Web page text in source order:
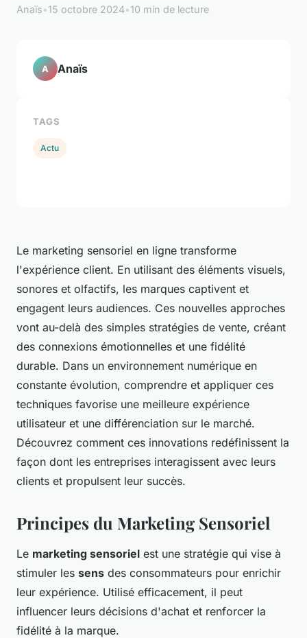
Anaïs•15 octobre 2024•10 min de lecture
Le marketing sensoriel en ligne transforme
l'expérience client. En utilisant des éléments visuels,
sonores et olfactifs, les marques captivent et
engagent leurs audiences. Ces nouvelles approches
vont au-delà des simples stratégies de vente, créant
des connexions émotionnelles et une fidélité
durable. Dans un environnement numérique en
constante évolution, comprendre et appliquer ces
techniques favorise une meilleure expérience
utilisateur et une différenciation sur le marché.
Découvrez comment ces innovations redéfinissent la
façon dont les entreprises interagissent avec leurs
clients et propulsent leur succès.
Principes du Marketing Sensoriel
Le marketing sensoriel est une stratégie qui vise à
stimuler les sens des consommateurs pour enrichir
leur expérience. Utilisé efficacement, il peut
influencer leurs décisions d'achat et renforcer la
fidélité à la marque.
A Anaïs
TAGS
Actu